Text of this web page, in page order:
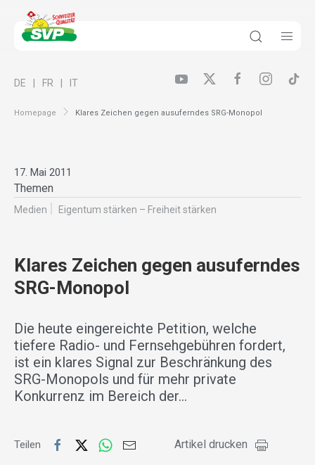
Homepage Klares Zeichen gegen ausuferndes SRG-Monopol
DE FR IT
17. Mai 2011
Themen
Medien Eigentum stärken – Freiheit stärken
Klares Zeichen gegen ausuferndes
SRG-Monopol
Die heute eingereichte Petition, welche
tiefere Radio- und Fernsehgebühren fordert,
ist ein klares Signal zur Beschränkung des
SRG-Monopols und für mehr private
Konkurrenz im Bereich der…
Teilen Artikel drucken